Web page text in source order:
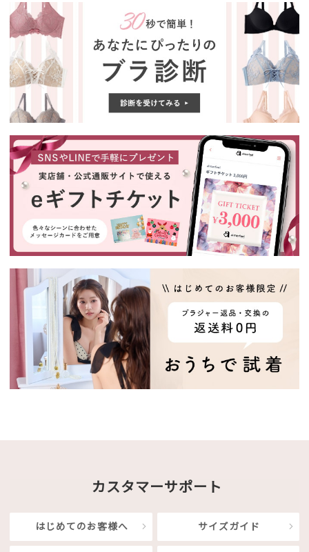
カスタマーサポート
はじめてのお客様へ サイズガイド